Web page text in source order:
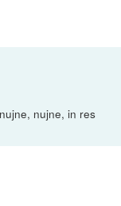
nujne, in res